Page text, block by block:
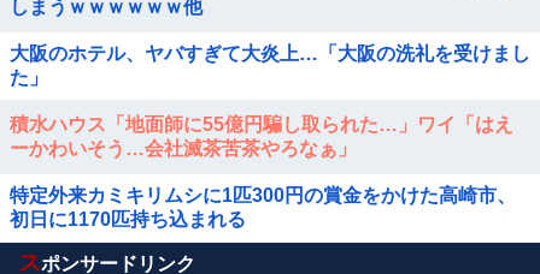
しまうｗｗｗｗｗｗ他
大阪のホテル、ヤバすぎて大炎上…「大阪の洗礼を受けまし
た」
積水ハウス「地面師に55億円騙し取られた…」ワイ「はえ
ーかわいそう…会社滅茶苦茶やろなぁ」
特定外来カミキリムシに1匹300円の賞金をかけた高崎市、
初日に1170匹持ち込まれる
Powered by livedoor 相互RSS
スポンサードリンク